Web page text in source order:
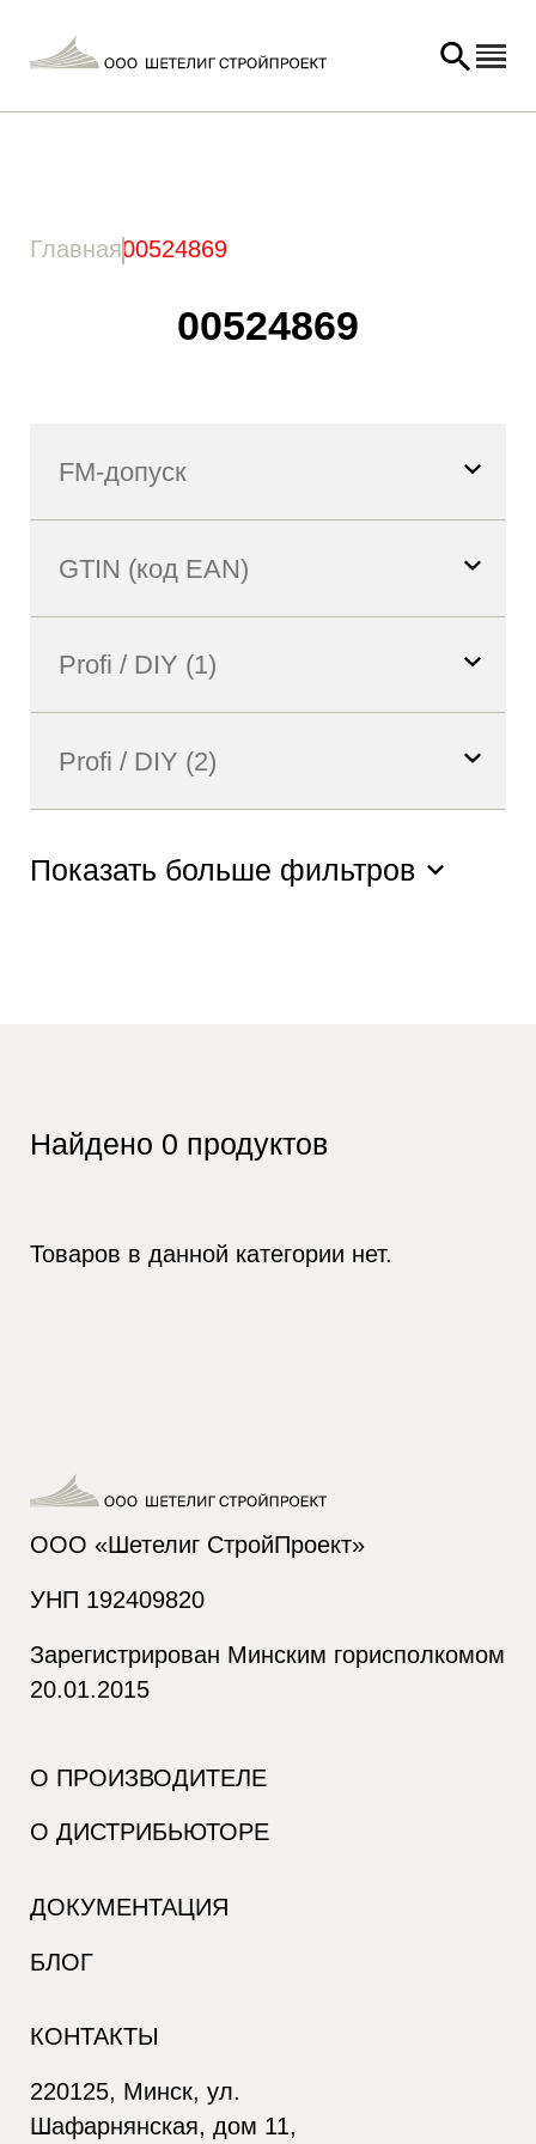
Главная00524869
00524869
Показать больше фильтров
Найдено 0 продуктов
Товаров в данной категории нет.
ООО «Шетелиг СтройПроект»
УНП 192409820
Зарегистрирован Минским горисполкомом
20.01.2015
О ПРОИЗВОДИТЕЛЕ
О ДИСТРИБЬЮТОРЕ
ДОКУМЕНТАЦИЯ
БЛОГ
КОНТАКТЫ
220125, Минск, ул.
Шафарнянская, дом 11,